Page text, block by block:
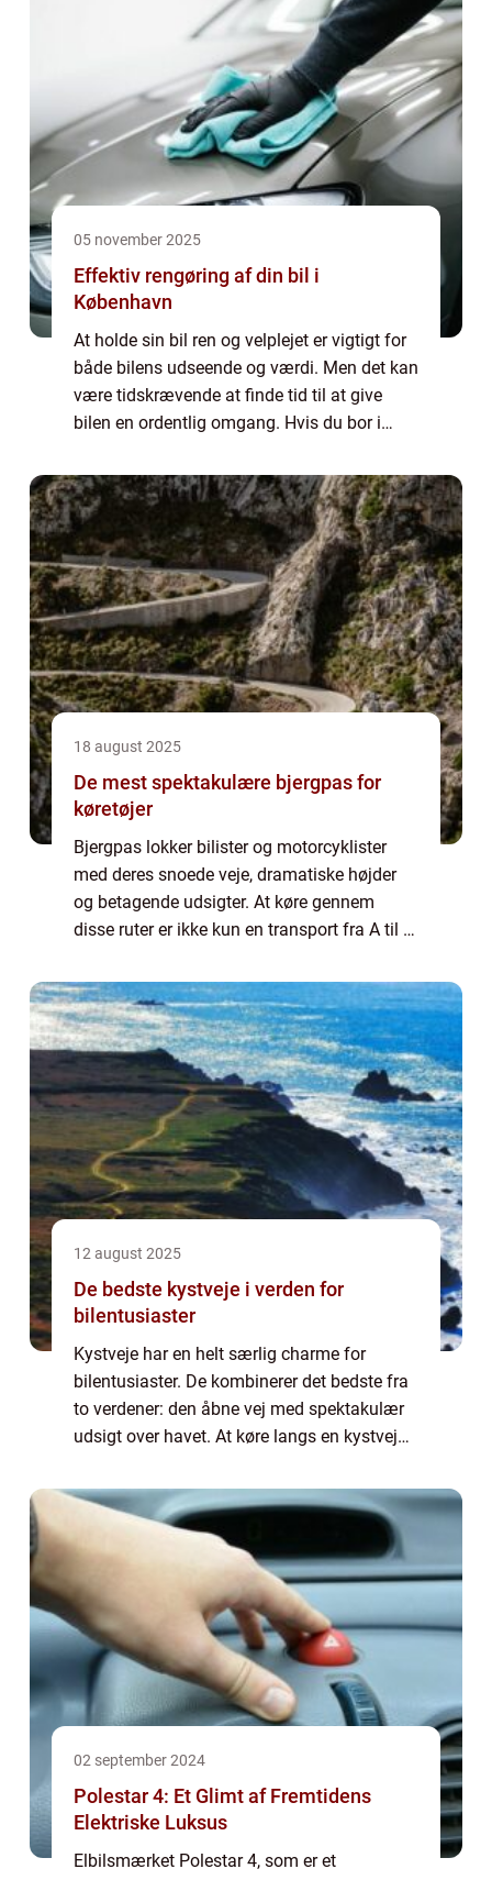
05 november 2025
Effektiv rengøring af din bil i
København
At holde sin bil ren og velplejet er vigtigt for
både bilens udseende og værdi. Men det kan
være tidskrævende at finde tid til at give
bilen en ordentlig omgang. Hvis du bor i
l&...
18 august 2025
De mest spektakulære bjergpas for
køretøjer
Bjergpas lokker bilister og motorcyklister
med deres snoede veje, dramatiske højder
og betagende udsigter. At køre gennem
disse ruter er ikke kun en transport fra A til B,
alpeveje til majest&aeli...
12 august 2025
De bedste kystveje i verden for
bilentusiaster
Kystveje har en helt særlig charme for
bilentusiaster. De kombinerer det bedste fra
to verdener: den åbne vej med spektakulær
udsigt over havet. At køre langs en kystvej
en ...
02 september 2024
Polestar 4: Et Glimt af Fremtidens
Elektriske Luksus
Elbilsmærket Polestar 4, som er et